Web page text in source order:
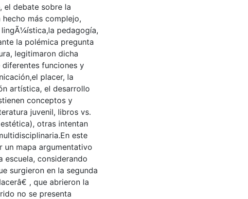
el debate sobre la
más complejo,
pedagogía,
la polémica pregunta
legitimaron dicha
funciones y
placer, la
artística, el desarrollo
conceptos y
juvenil, libros vs.
otras intentan
este
un mapa argumentativo
escuela, considerando
surgieron en la segunda
, que abrieron la
no se presenta